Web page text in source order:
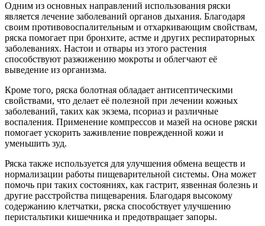
Одним из основных направлений использования ряски
является лечение заболеваний органов дыхания. Благодаря
своим противовоспалительным и отхаркивающим свойствам,
ряска помогает при бронхите, астме и других респираторных
заболеваниях. Настои и отвары из этого растения
способствуют разжижению мокроты и облегчают её
выведение из организма.
Кроме того, ряска болотная обладает антисептическими
свойствами, что делает её полезной при лечении кожных
заболеваний, таких как экзема, псориаз и различные
воспаления. Применение компрессов и мазей на основе ряски
помогает ускорить заживление поврежденной кожи и
уменьшить зуд.
Ряска также используется для улучшения обмена веществ и
нормализации работы пищеварительной системы. Она может
помочь при таких состояниях, как гастрит, язвенная болезнь и
другие расстройства пищеварения. Благодаря высокому
содержанию клетчатки, ряска способствует улучшению
перистальтики кишечника и предотвращает запоры.